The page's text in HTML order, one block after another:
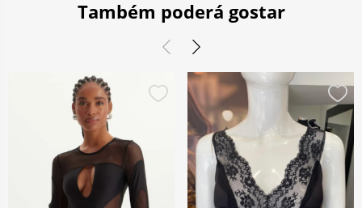
Também poderá gostar